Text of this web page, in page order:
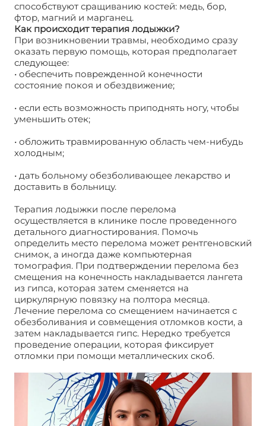
способствуют сращиванию костей: медь, бор,
фтор, магний и марганец.
Как происходит терапия лодыжки?
При возникновении травмы, необходимо сразу
оказать первую помощь, которая предполагает
следующее:
• обеспечить поврежденной конечности
состояние покоя и обездвижение;
• если есть возможность приподнять ногу, чтобы
уменьшить отек;
• обложить травмированную область чем-нибудь
холодным;
• дать больному обезболивающее лекарство и
доставить в больницу.
Терапия лодыжки после перелома
осуществляется в клинике после проведенного
детального диагностирования. Помочь
определить место перелома может рентгеновский
снимок, а иногда даже компьютерная
томография. При подтверждении перелома без
смещения на конечность накладывается лангета
из гипса, которая затем сменяется на
циркулярную повязку на полтора месяца.
Лечение перелома со смещением начинается с
обезболивания и совмещения отломков кости, а
затем накладывается гипс. Нередко требуется
проведение операции, которая фиксирует
отломки при помощи металлических скоб.